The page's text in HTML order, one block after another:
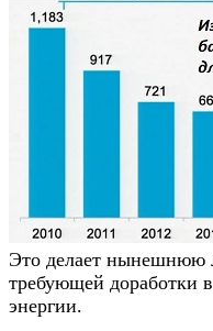
Это делает нынешнюю
требующей доработки
энергии.